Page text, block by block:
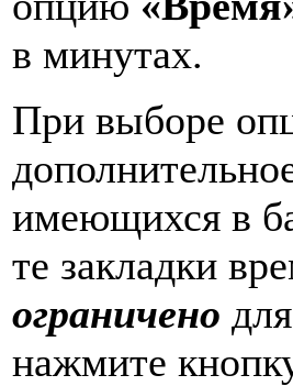
в минутах.
При выборе
имеющихся в
те закладки
ограничено
нажмите